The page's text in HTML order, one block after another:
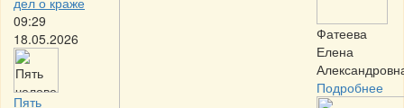
09:29
18.05.2026
Пять
Фатеева
Елена
Подробнее